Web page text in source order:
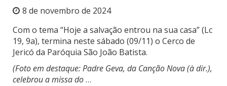
8 de novembro de 2024
Com o tema “Hoje a salvação entrou na sua casa” (Lc
19, 9a), termina neste sábado (09/11) o Cerco de
Jericó da Paróquia São João Batista.
(Foto em destaque: Padre Geva, da Canção Nova (à dir.),
celebrou a missa do…